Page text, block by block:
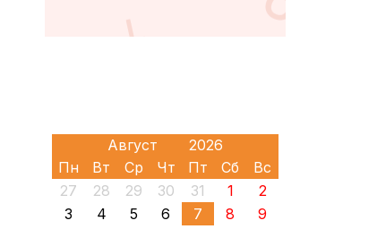
Пн Вт Ср Чт Пт Сб
Вс
27
28 29 30 31 1
2
3
4 5 6 7 8
9